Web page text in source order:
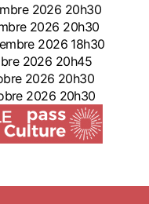
2026 20h30
2026 20h30
2026 18h30
2026 20h45
2026 20h30
2026 20h30